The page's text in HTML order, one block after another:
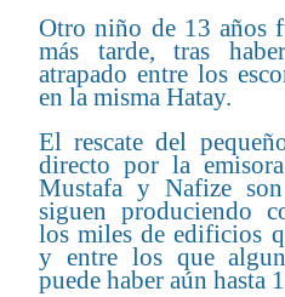
Otro niño de 13 años
más tarde, tras
atrapado entre los
en la misma Hatay.
El rescate del
directo por la
Mustafa y Nafize
siguen produciendo
los miles de edificios
y entre los que
puede haber aún hasta